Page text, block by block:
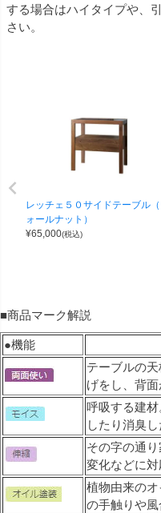
する場合はハイタイプや、
さい。
レッチェ５０サイドテーブル
ォールナット）
¥65,000(税込)
■商品マーク解説
●機能
テーブルの
げをし、背面
呼吸する建
したり消臭し
その字の通
変化などに対
植物由来の
の手触りや風